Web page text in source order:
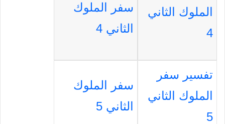
الملوك الثاني
4
سفر الملوك
الثاني 4
تفسير سفر
الملوك الثاني
5
سفر الملوك
الثاني 5